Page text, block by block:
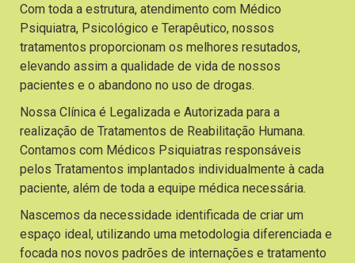
Com toda a estrutura, atendimento com Médico
Psiquiatra, Psicológico e Terapêutico, nossos
tratamentos proporcionam os melhores resutados,
elevando assim a qualidade de vida de nossos
pacientes e o abandono no uso de drogas.
Nossa Clínica é Legalizada e Autorizada para a
realização de Tratamentos de Reabilitação Humana.
Contamos com Médicos Psiquiatras responsáveis
pelos Tratamentos implantados individualmente à cada
paciente, além de toda a equipe médica necessária.
Nascemos da necessidade identificada de criar um
espaço ideal, utilizando uma metodologia diferenciada e
focada nos novos padrões de internações e tratamento